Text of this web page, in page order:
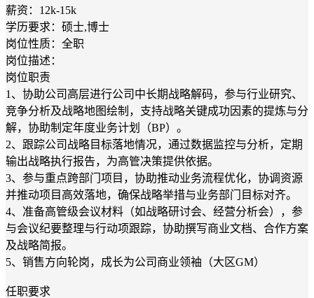
薪资：12k-15k
学历要求：硕士,博士
岗位性质：全职
岗位描述：
岗位职责
1、协助公司高层进行公司中长期战略解码，参与行业研究、
竞争分析及战略地图绘制，支持战略关键成功因素的提炼与分
解，协助制定年度业务计划（BP）。
2、跟踪公司战略目标落地情况，通过数据监控与分析，定期
输出战略执行报告，为高管决策提供依据。
3、参与重点跨部门项目，协助推动业务流程优化，协调资源
并推动项目高效落地，确保战略举措与业务部门目标对齐。
4、准备高管级会议材料（如战略研讨会、经营分析会），参
与会议纪要整理与行动项跟踪，协助撰写商业文档、合作方案
及战略简报。
5、销售方向轮岗，成长为公司商业领袖（大区GM）
任职要求